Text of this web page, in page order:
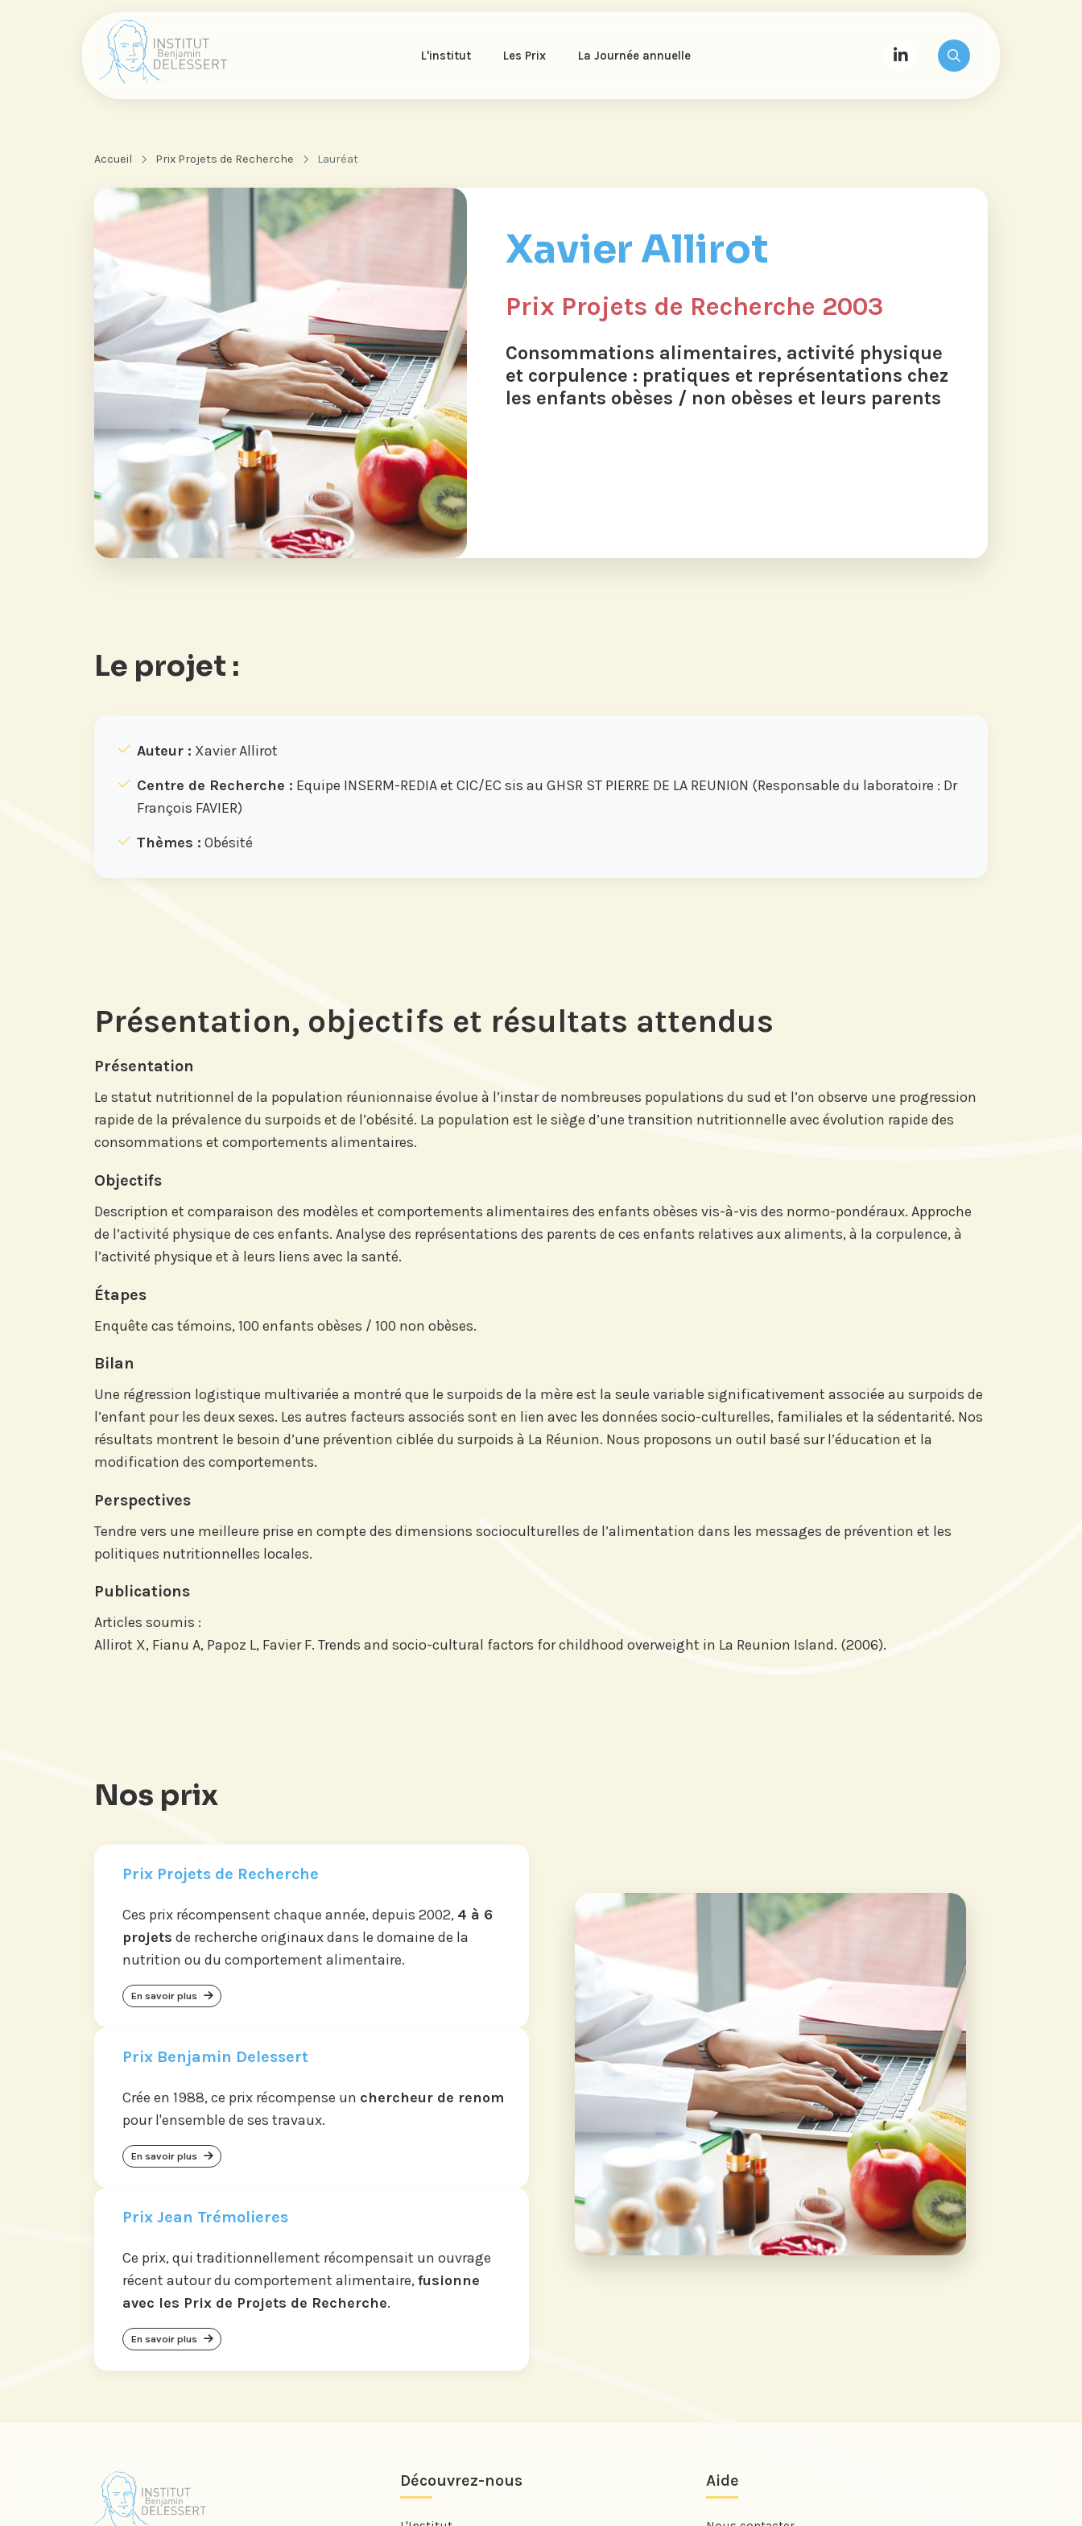
L'institut Les Prix La Journée annuelle
Accueil Prix Projets de Recherche Lauréat
Xavier Allirot
Prix Projets de Recherche 2003
Consommations alimentaires, activité physique
et corpulence : pratiques et représentations chez
les enfants obèses / non obèses et leurs parents
Le projet :
Auteur : Xavier Allirot
Centre de Recherche : Equipe INSERM-REDIA et CIC/EC sis au GHSR ST PIERRE DE LA REUNION (Responsable du laboratoire : Dr
François FAVIER)
Thèmes : Obésité
Présentation, objectifs et résultats attendus
Présentation
Le statut nutritionnel de la population réunionnaise évolue à l’instar de nombreuses populations du sud et l’on observe une progression
rapide de la prévalence du surpoids et de l’obésité. La population est le siège d’une transition nutritionnelle avec évolution rapide des
consommations et comportements alimentaires.
Objectifs
Description et comparaison des modèles et comportements alimentaires des enfants obèses vis-à-vis des normo-pondéraux. Approche
de l’activité physique de ces enfants. Analyse des représentations des parents de ces enfants relatives aux aliments, à la corpulence, à
l’activité physique et à leurs liens avec la santé.
Étapes
Enquête cas témoins, 100 enfants obèses / 100 non obèses.
Bilan
Une régression logistique multivariée a montré que le surpoids de la mère est la seule variable significativement associée au surpoids de
l’enfant pour les deux sexes. Les autres facteurs associés sont en lien avec les données socio-culturelles, familiales et la sédentarité. Nos
résultats montrent le besoin d’une prévention ciblée du surpoids à La Réunion. Nous proposons un outil basé sur l’éducation et la
modification des comportements.
Perspectives
Tendre vers une meilleure prise en compte des dimensions socioculturelles de l’alimentation dans les messages de prévention et les
politiques nutritionnelles locales.
Publications
Articles soumis :
Allirot X, Fianu A, Papoz L, Favier F. Trends and socio-cultural factors for childhood overweight in La Reunion Island. (2006).
Nos prix
Prix Projets de Recherche
Ces prix récompensent chaque année, depuis 2002, 4 à 6
projets de recherche originaux dans le domaine de la
nutrition ou du comportement alimentaire.
En savoir plus
Prix Benjamin Delessert
Crée en 1988, ce prix récompense un chercheur de renom
pour l'ensemble de ses travaux.
En savoir plus
Prix Jean Trémolieres
Ce prix, qui traditionnellement récompensait un ouvrage
récent autour du comportement alimentaire,fusionne
avec les Prix de Projets de Recherche.
En savoir plus
Abonnez-vous à notre
et les avancées de l'Institut.
Abonnez-vous sur
LinkedIn
Découvrez-nous Aide